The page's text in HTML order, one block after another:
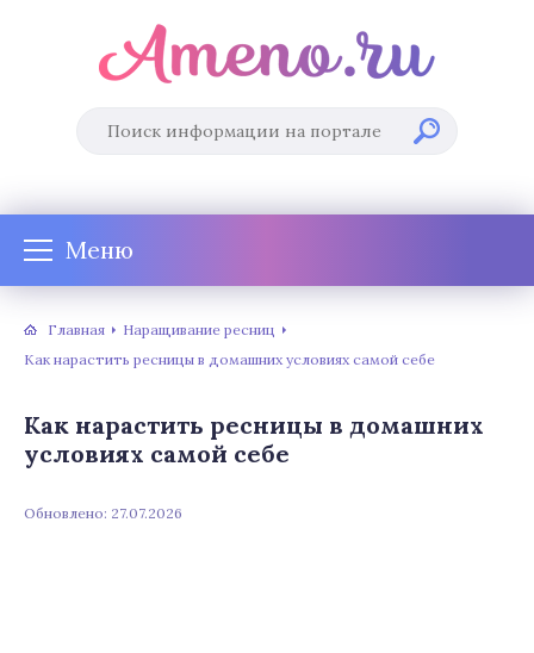
Меню
Главная
Наращивание ресниц
Как нарастить ресницы в домашних условиях самой себе
Как нарастить ресницы в домашних
условиях самой себе
Обновлено: 27.07.2026